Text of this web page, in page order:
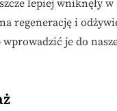
lepiej wniknęły
regenerację i
je do